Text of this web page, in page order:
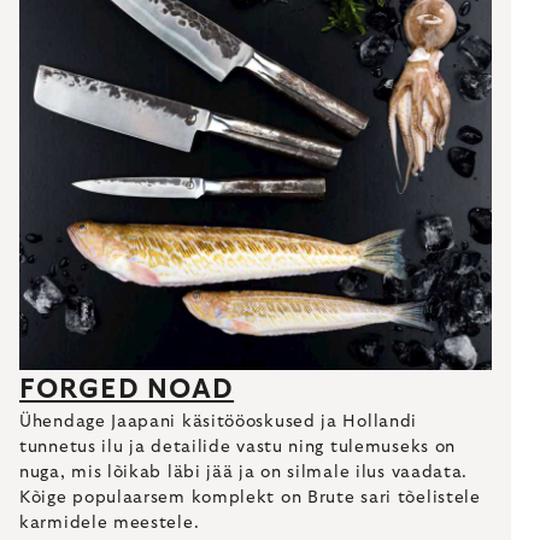
FORGED NOAD
Ühendage Jaapani käsitööoskused ja Hollandi
tunnetus ilu ja detailide vastu ning tulemuseks on
nuga, mis lõikab läbi jää ja on silmale ilus vaadata.
Kõige populaarsem komplekt on Brute sari tõelistele
karmidele meestele.